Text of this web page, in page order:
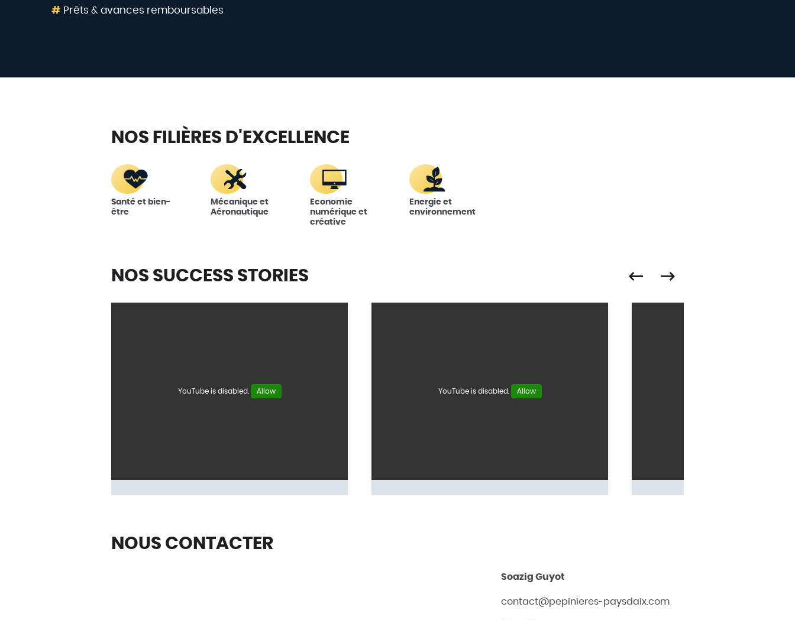
Prêts & avances remboursables
NOS FILIÈRES D'EXCELLENCE
Santé et bien-
être
Mécanique et
Aéronautique
Economie
numérique et
créative
Energie et
environnement
NOS SUCCESS STORIES
YouTube is disabled. Allow YouTube is disabled. Allow
NOUS CONTACTER
Soazig Guyot
contact@pepinieres-paysdaix.com